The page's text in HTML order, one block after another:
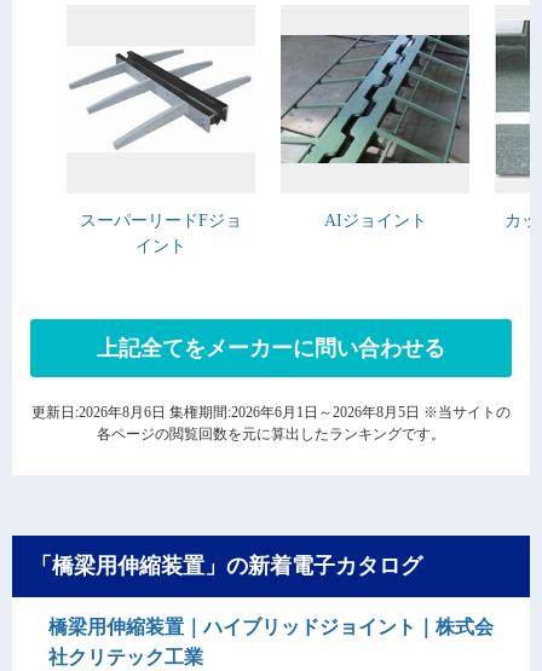
スーパーリードFジョ
イント
AIジョイント カ
上記全てをメーカーに問い合わせる
更新日:2026年8月6日 集権期間:2026年6月1日～2026年8月5日 ※当サイトの
各ページの閲覧回数を元に算出したランキングです。
「橋梁用伸縮装置」の新着電子カタログ
橋梁用伸縮装置｜ハイブリッドジョイント｜株式会
社クリテック工業